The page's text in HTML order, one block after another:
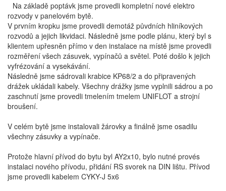
Na základě poptávk jsme provedli kompletní nové elektro
rozvody v panelovém bytě.
V prvním kropku jsme provedli demotáž půvdních hliníkových
rozvodů a jejich likvidaci. Následně jsme podle plánu, který byl s
klientem upřesněn přímo v den instalace na místě jsme provedli
rozměření všech zásuvek, vypínačů a světel. Poté došlo k jejich
vyfrézování a vysekávání.
Následně jsme sádrovali krabice KP68/2 a do připravených
drážek ukládali kabely. Všechny drážky jsme vyplnili sádrou a po
zaschnutí jsme provedli tmelením tmelem UNIFLOT a strojní
broušení.
V celém bytě jsme instalovali žárovky a finálně jsme osadilu
všechny zásuvky a vypínače.
Protože hlavní přívod do bytu byl AY2x10, bylo nutné provés
instalaci nového přívodu, přidání RS svorek na DIN lištu. Přívod
jsme provedli kabelem CYKY-J 5x6